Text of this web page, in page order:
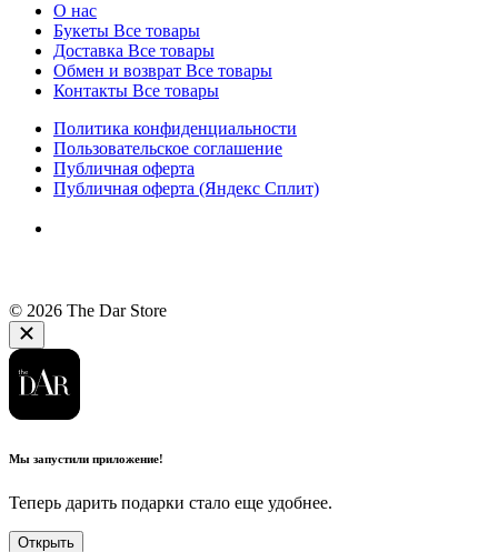
О нас
Букеты Все товары
Доставка Все товары
Обмен и возврат Все товары
Контакты Все товары
Политика конфиденциальности
Пользовательское соглашение
Публичная оферта
Публичная оферта (Яндекс Сплит)
© 2026 The Dar Store
Мы запустили приложение!
Теперь дарить подарки стало еще удобнее.
Открыть